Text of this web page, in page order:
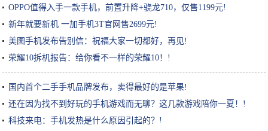
OPPO值得入手一款手机，前置升降+骁龙710，仅售1199元!
新年就要新机 一加手机3T官网售2699元!
美图手机发布告别信：祝福大家一切都好，再见!
荣耀10拆机报告：给你看不一样的荣耀10！!
国内首个二手手机品牌发布，卖得最好的是苹果!
还在因为找不到好玩的手机游戏而无聊？这几款游戏陪你一夏！!
科技来电：手机发热是什么原因引起的？!